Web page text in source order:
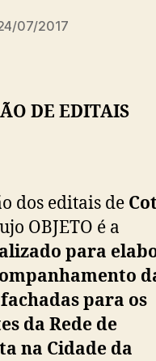
07/2017
DE EDITAIS
dos editais de
OBJETO é a
para
para os
da Rede de
na Cidade da